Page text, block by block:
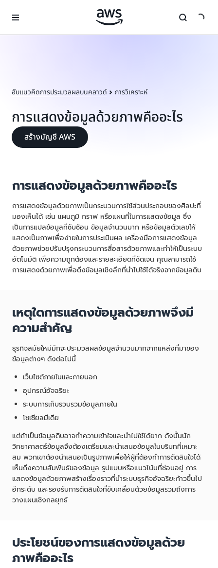
ฮับแนวคิดการประมวลผลบนคลาวด์ การวิเคราะห์
การแสดงข้อมูลด้วยภาพคืออะไร
สร้างบัญชี AWS
การแสดงข้อมูลด้วยภาพคืออะไร
การแสดงข้อมูลด้วยภาพเป็นกระบวนการใช้ส่วนประกอบของศิลปะที่
มองเห็นได้ เช่น แผนภูมิ กราฟ หรือแผนที่ในการแสดงข้อมูล ซึ่ง
เป็นการแปลข้อมูลที่ซับซ้อน ข้อมูลจำนวนมาก หรือข้อมูลตัวเลขให้
แสดงเป็นภาพเพื่อง่ายในการประเมินผล เครื่องมือการแสดงข้อมูล
ด้วยภาพช่วยปรับปรุงกระบวนการสื่อสารด้วยภาพและทำให้เป็นระบบ
อัตโนมัติ เพื่อความถูกต้องและรายละเอียดที่ชัดเจน คุณสามารถใช้
การแสดงด้วยภาพเพื่อดึงข้อมูลเชิงลึกที่นำไปใช้ได้จริงจากข้อมูลดิบ
เหตุใดการแสดงข้อมูลด้วยภาพจึงมี
ความสำคัญ
ธุรกิจสมัยใหม่มักจะประมวลผลข้อมูลจำนวนมากจากแหล่งที่มาของ
ข้อมูลต่างๆ ดังต่อไปนี้
เว็บไซต์ภายในและภายนอก
อุปกรณ์อัจฉริยะ
ระบบการเก็บรวบรวมข้อมูลภายใน
โซเชียลมีเดีย
แต่ถ้าเป็นข้อมูลดิบอาจทำความเข้าใจและนำไปใช้ได้ยาก ดังนั้นนัก
วิทยาศาสตร์ข้อมูลจึงต้องเตรียมและนำเสนอข้อมูลในบริบทที่เหมาะ
สม พวกเขาต้องนำเสนอเป็นรูปภาพเพื่อให้ผู้ที่ต้องทำการตัดสินใจได้
เห็นถึงความสัมพันธ์ของข้อมูล รูปแบบหรือแนวโน้มที่ซ่อนอยู่ การ
แสดงข้อมูลด้วยภาพสร้างเรื่องราวที่นำระบบธุรกิจอัจฉริยะก้าวขึ้นไป
อีกระดับ และรองรับการตัดสินใจที่ขับเคลื่อนด้วยข้อมูลรวมถึงการ
วางแผนเชิงกลยุทธ์
ประโยชน์ของการแสดงข้อมูลด้วย
ภาพคืออะไร